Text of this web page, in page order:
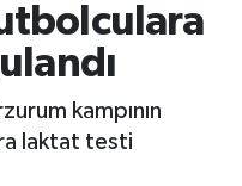
kampının
laktat testi